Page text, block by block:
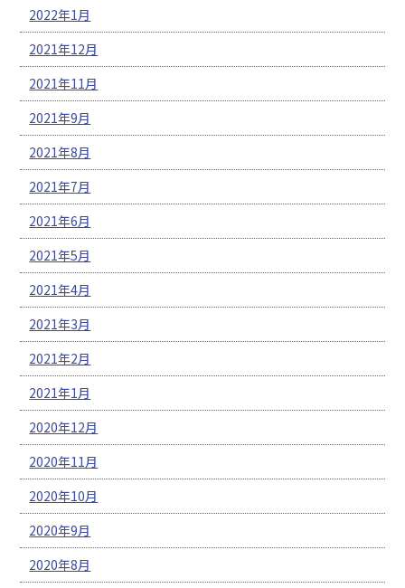
2022年1月
2021年12月
2021年11月
2021年9月
2021年8月
2021年7月
2021年6月
2021年5月
2021年4月
2021年3月
2021年2月
2021年1月
2020年12月
2020年11月
2020年10月
2020年9月
2020年8月